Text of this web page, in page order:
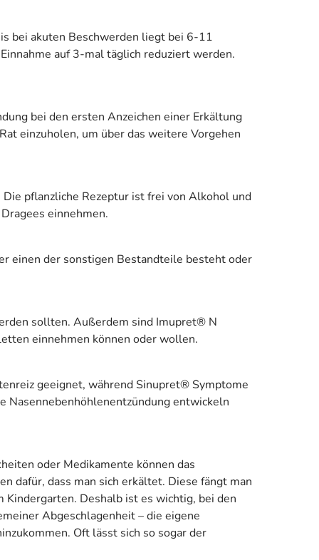
bei akuten Beschwerden liegt bei 6-11
auf 3-mal täglich reduziert werden.
bei den ersten Anzeichen einer Erkältung
einzuholen, um über das weitere Vorgehen
pflanzliche Rezeptur ist frei von Alkohol und
einnehmen.
einen der sonstigen Bestandteile besteht oder
sollten. Außerdem sind Imupret® N
einnehmen können oder wollen.
geeignet, während Sinupret® Symptome
Nasennebenhöhlenentzündung entwickeln
oder Medikamente können das
dafür, dass man sich erkältet. Diese fängt man
Deshalb ist es wichtig, bei den
Abgeschlagenheit – die eigene
Oft lässt sich so sogar der